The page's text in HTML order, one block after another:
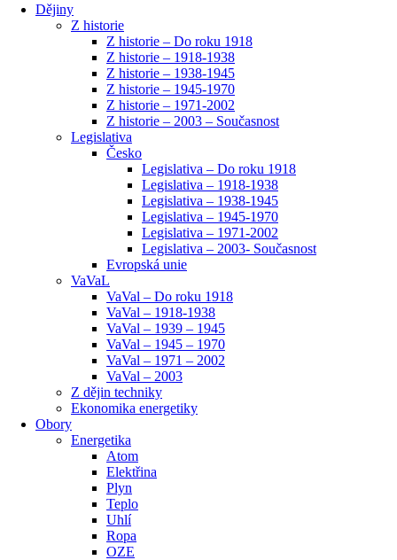
Dějiny
Z historie
Z historie – Do roku 1918
Z historie – 1918-1938
Z historie – 1938-1945
Z historie – 1945-1970
Z historie – 1971-2002
Z historie – 2003 – Současnost
Legislativa
Česko
Legislativa – Do roku 1918
Legislativa – 1918-1938
Legislativa – 1938-1945
Legislativa – 1945-1970
Legislativa – 1971-2002
Legislativa – 2003- Současnost
Evropská unie
VaVaL
VaVal – Do roku 1918
VaVal – 1918-1938
VaVal – 1939 – 1945
VaVal – 1945 – 1970
VaVal – 1971 – 2002
VaVal – 2003
Z dějin techniky
Ekonomika energetiky
Obory
Energetika
Atom
Elektřina
Plyn
Teplo
Uhlí
Ropa
OZE